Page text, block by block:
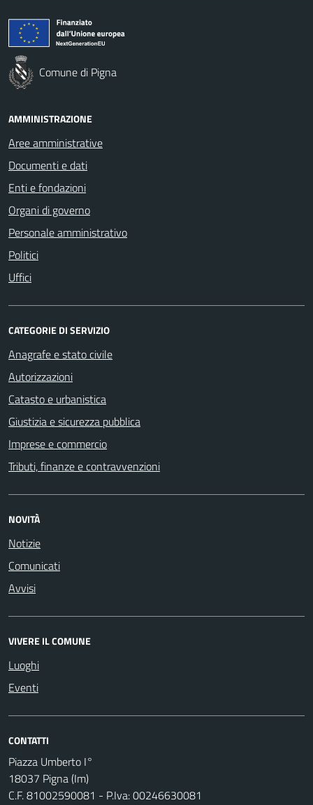
Comune di Pigna
AMMINISTRAZIONE
Aree amministrative
Documenti e dati
Enti e fondazioni
Organi di governo
Personale amministrativo
Politici
Uffici
CATEGORIE DI SERVIZIO
Anagrafe e stato civile
Autorizzazioni
Catasto e urbanistica
Giustizia e sicurezza pubblica
Imprese e commercio
Tributi, finanze e contravvenzioni
NOVITÀ
Notizie
Comunicati
Avvisi
VIVERE IL COMUNE
Luoghi
Eventi
CONTATTI
Piazza Umberto I°
18037 Pigna (Im)
C.F. 81002590081 - P.Iva: 00246630081